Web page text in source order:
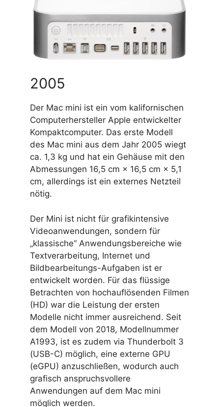
2005
Der Mac mini ist ein vom kalifornischen
Computerhersteller Apple entwickelter
Kompaktcomputer. Das erste Modell
des Mac mini aus dem Jahr 2005 wiegt
ca. 1,3 kg und hat ein Gehäuse mit den
Abmessungen 16,5 cm × 16,5 cm × 5,1
cm, allerdings ist ein externes Netzteil
nötig.
Der Mini ist nicht für grafikintensive
Videoanwendungen, sondern für
„klassische“ Anwendungsbereiche wie
Textverarbeitung, Internet und
Bildbearbeitungs-Aufgaben ist er
entwickelt worden. Für das flüssige
Betrachten von hochauflösenden Filmen
(HD) war die Leistung der ersten
Modelle nicht immer ausreichend. Seit
dem Modell von 2018, Modellnummer
A1993, ist es zudem via Thunderbolt 3
(USB-C) möglich, eine externe GPU
(eGPU) anzuschließen, wodurch auch
grafisch anspruchsvollere
Anwendungen auf dem Mac mini
möglich werden.